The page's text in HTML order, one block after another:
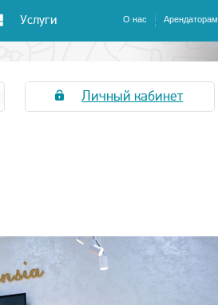
Услуги О нас Арендаторам
Личный кабинет